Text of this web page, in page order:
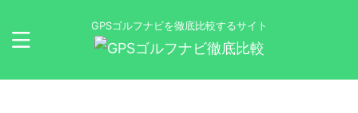
GPSゴルフナビを徹底比較するサイト